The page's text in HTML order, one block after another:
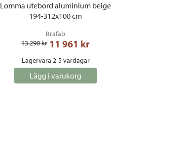
Lomma utebord aluminium beige
194-312x100 cm
Brafab
13 290 kr 11 961 kr
Lagervara 2-5 vardagar
Lägg i varukorg